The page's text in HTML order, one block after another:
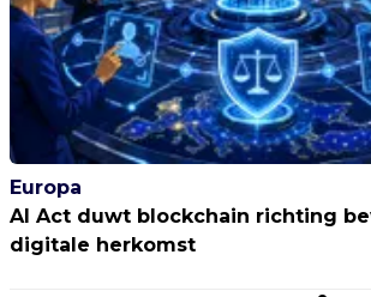
Europa
AI Act duwt blockchain richting
digitale herkomst